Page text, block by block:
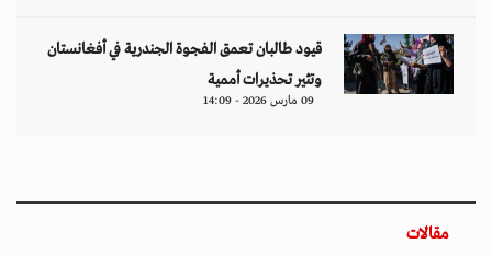
قيود طالبان تعمق الفجوة الجندرية في أفغانستان
وتثير تحذيرات أممية
09 مارس 2026 - 14:09
مقالات